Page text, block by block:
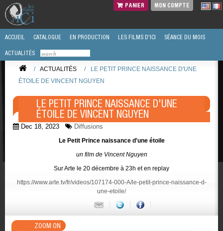
PANIER MON COMPTE
ACCUEIL CATALOGUE EN PRODUCTION LES FILMS D'ICI SÉANCE DU MOIS
ACTUALITÉS
/ ACTUALITÉS /
LE PETIT PRINCE NAISSANCE D'UNE
ÉTOILE DE VINCENT NGUYEN
LE PETIT PRINCE NAISSANCE D'UNE
ÉTOILE DE VINCENT NGUYEN
Dec 18, 2023 Diffusions
Le Petit Prince naissance d'une étoile
un film de Vincent Nguyen
Sur Arte le 20 décembre à 23h et en replay
https://www.arte.tv/fr/videos/107174-000-A/le-petit-prince-naissance-d-
une-etoile/
ZOOM ON